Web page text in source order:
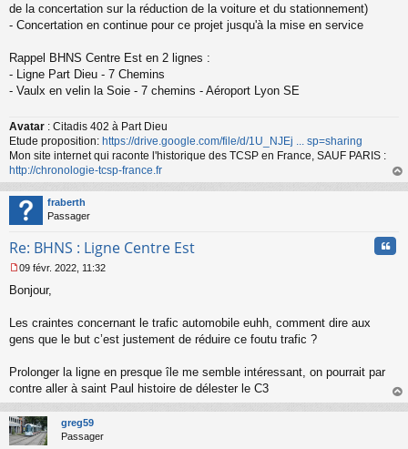
de la concertation sur la réduction de la voiture et du stationnement)
- Concertation en continue pour ce projet jusqu'à la mise en service
Rappel BHNS Centre Est en 2 lignes :
- Ligne Part Dieu - 7 Chemins
- Vaulx en velin la Soie - 7 chemins - Aéroport Lyon SE
Avatar : Citadis 402 à Part Dieu
Etude proposition: https://drive.google.com/file/d/1U_NJEj ... sp=sharing
Mon site internet qui raconte l'historique des TCSP en France, SAUF PARIS :
http://chronologie-tcsp-france.fr
au
fraberth
Passager
Re: BHNS : Ligne Centre Est
e
s
g
n
o
n
l
u
09 févr. 2022, 11:32
Bonjour,
Les craintes concernant le trafic automobile euhh, comment dire aux
gens que le but c’est justement de réduire ce foutu trafic ?
Prolonger la ligne en presque île me semble intéressant, on pourrait par
contre aller à saint Paul histoire de délester le C3
au
greg59
Passager